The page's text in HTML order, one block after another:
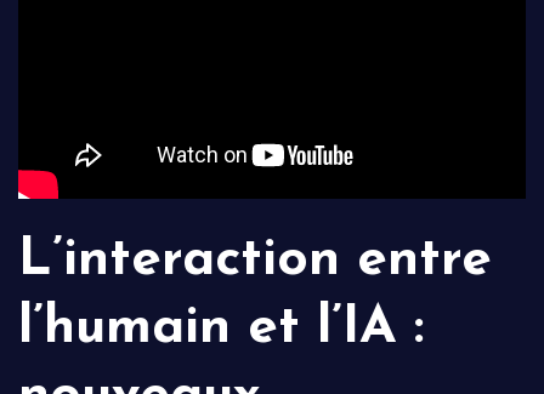
L’interaction entre
l’humain et l’IA :